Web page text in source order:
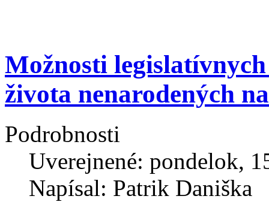
Možnosti
života nenarodených
Podrobnosti
Uverejnené: pondelok,
Napísal: Patrik Daniška